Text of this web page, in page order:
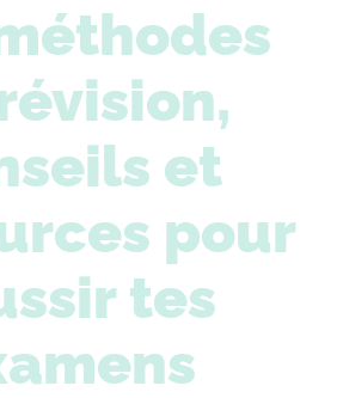
et
pour
tes